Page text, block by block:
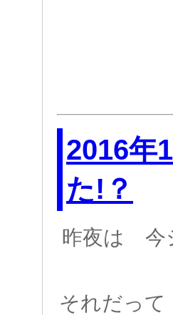
2016年
た!？
昨夜は 今
それだっ